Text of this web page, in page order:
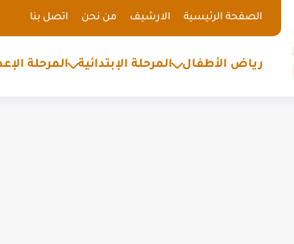
الصفحة الرئيسية الارشيف من نحن اتصل بنا
رياض الأطفال المرحلة الإبتدائية المرحلة